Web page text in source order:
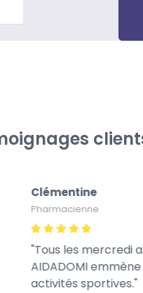
Clémentine
Pharmacienne
Tous les mercredi
AIDADOMI
activités sportives.